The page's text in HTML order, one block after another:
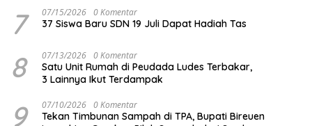
7 07/15/2026 0 Komentar
37 Siswa Baru SDN 19 Juli Dapat Hadiah Tas
8 07/13/2026 0 Komentar
Satu Unit Rumah di Peudada Ludes Terbakar,
3 Lainnya Ikut Terdampak
9 07/10/2026 0 Komentar
Tekan Timbunan Sampah di TPA, Bupati Bireuen